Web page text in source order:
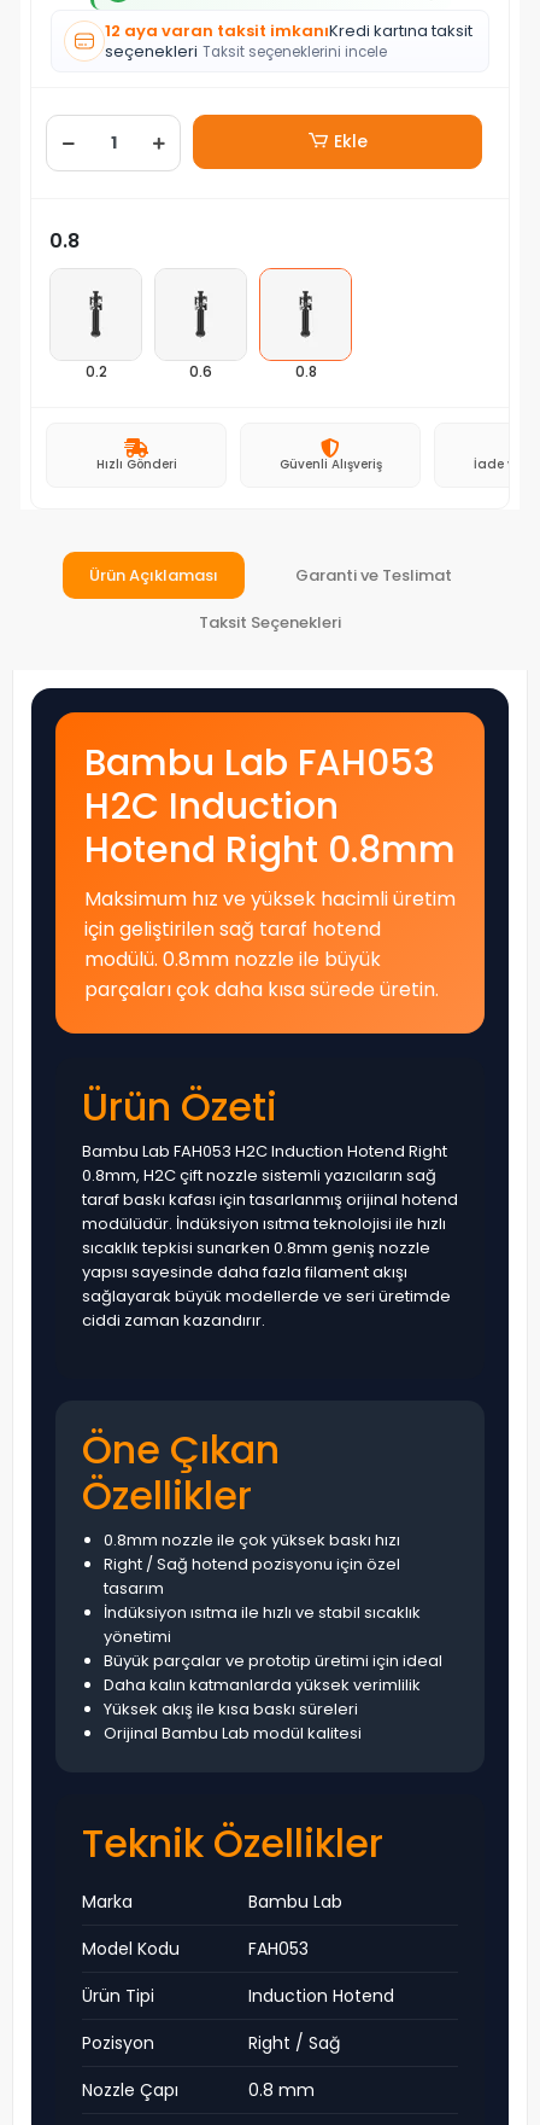
12 aya varan taksit imkanıKredi kartına taksit
seçenekleri Taksit seçeneklerini incele
Ekle
0.8
0.2 0.6 0.8
Hızlı Gönderi Güvenli Alışveriş İade ve
Ürün Açıklaması Garanti ve Teslimat
Taksit Seçenekleri
Bambu Lab FAH053
H2C Induction
Hotend Right 0.8mm
Maksimum hız ve yüksek hacimli üretim
için geliştirilen sağ taraf hotend
modülü. 0.8mm nozzle ile büyük
parçaları çok daha kısa sürede üretin.
Ürün Özeti
Bambu Lab FAH053 H2C Induction Hotend Right
0.8mm, H2C çift nozzle sistemli yazıcıların sağ
taraf baskı kafası için tasarlanmış orijinal hotend
modülüdür. İndüksiyon ısıtma teknolojisi ile hızlı
sıcaklık tepkisi sunarken 0.8mm geniş nozzle
yapısı sayesinde daha fazla filament akışı
sağlayarak büyük modellerde ve seri üretimde
ciddi zaman kazandırır.
Öne Çıkan
Özellikler
0.8mm nozzle ile çok yüksek baskı hızı
Right / Sağ hotend pozisyonu için özel
tasarım
İndüksiyon ısıtma ile hızlı ve stabil sıcaklık
yönetimi
Büyük parçalar ve prototip üretimi için ideal
Daha kalın katmanlarda yüksek verimlilik
Yüksek akış ile kısa baskı süreleri
Orijinal Bambu Lab modül kalitesi
Teknik Özellikler
Marka
Bambu Lab
Model Kodu
FAH053
Ürün Tipi
Induction Hotend
Pozisyon
Right / Sağ
Nozzle Çapı
0.8 mm